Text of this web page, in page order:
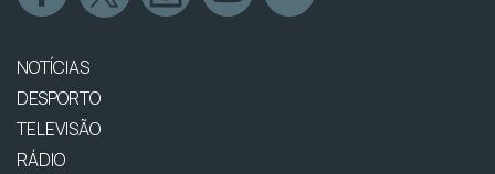
NOTÍCIAS
DESPORTO
TELEVISÃO
RÁDIO